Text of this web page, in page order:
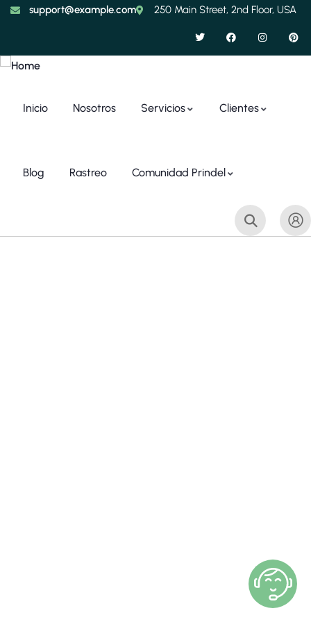
support@example.com 250 Main Street, 2nd Floor, USA
Inicio Nosotros Servicios Clientes
Blog Rastreo Comunidad Prindel